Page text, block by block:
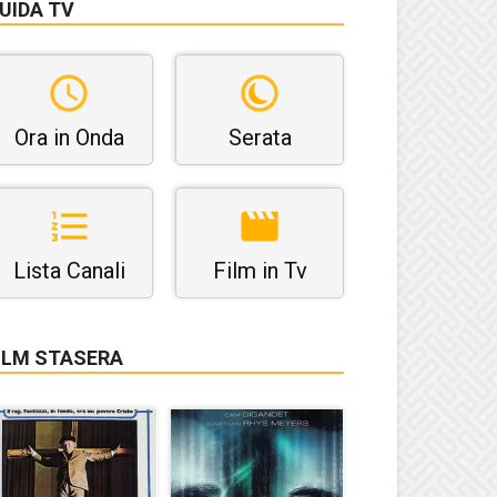
TV
Ora in Onda Serata
Lista Canali Film in Tv
STASERA